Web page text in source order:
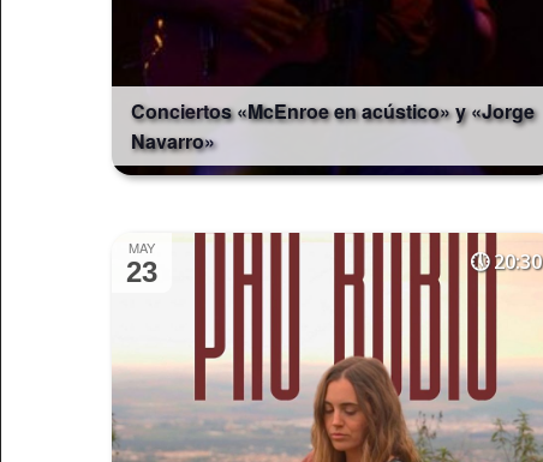
Conciertos «McEnroe en acústico» y «Jorge
Navarro»
MAY
23 20:30